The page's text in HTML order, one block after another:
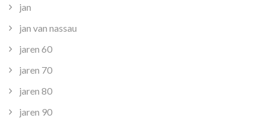
jan
jan van nassau
jaren 60
jaren 70
jaren 80
jaren 90